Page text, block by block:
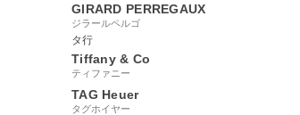
GIRARD PERREGAUX
ジラールペルゴ
タ行
Tiffany & Co
ティファニー
TAG Heuer
タグホイヤー